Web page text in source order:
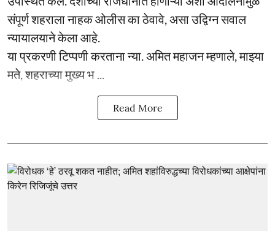
संपूर्ण शहराला नाहक ओलीस का ठेवावे, असा उद्विग्न सवाल
न्यायालयाने केला आहे.
या प्रकरणी टिप्पणी करताना न्या. अमित महाजन म्हणाले, माझ्या
मते, शहराच्या मुख्य भ ...
Read More